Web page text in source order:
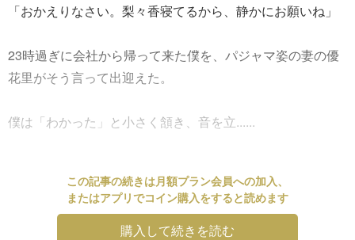
「おかえりなさい。梨々香寝てるから、静かにお願いね」
23時過ぎに会社から帰って来た僕を、パジャマ姿の妻の優
花里がそう言って出迎えた。
僕は「わかった」と小さく頷き、音を立......
この記事の続きは月額プラン会員への加入、
またはアプリでコイン購入をすると読めます
購入して続きを読む